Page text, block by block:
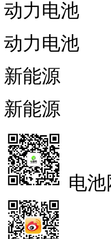
动力电池
动力电池
新能源
新能源
电池